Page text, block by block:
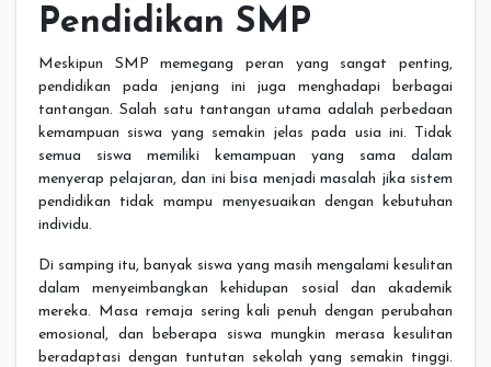
Pendidikan SMP
Meskipun SMP memegang peran yang sangat penting,
pendidikan pada jenjang ini juga menghadapi berbagai
tantangan. Salah satu tantangan utama adalah perbedaan
kemampuan siswa yang semakin jelas pada usia ini. Tidak
semua siswa memiliki kemampuan yang sama dalam
menyerap pelajaran, dan ini bisa menjadi masalah jika sistem
pendidikan tidak mampu menyesuaikan dengan kebutuhan
individu.
Di samping itu, banyak siswa yang masih mengalami kesulitan
dalam menyeimbangkan kehidupan sosial dan akademik
mereka. Masa remaja sering kali penuh dengan perubahan
emosional, dan beberapa siswa mungkin merasa kesulitan
beradaptasi dengan tuntutan sekolah yang semakin tinggi.